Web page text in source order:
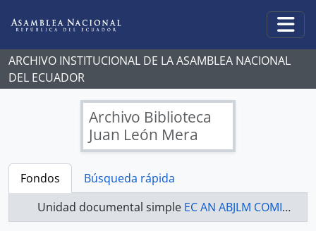
ARCHIVO INSTITUCIONAL DE LA ASAMBLEA NACIONAL
DEL ECUADOR
Archivo Biblioteca
Juan León Mera
Fondos
Búsqueda rápida
Unidad documental simple EC AN ABJLM COMISIONES LEGISLATIVAS 2021-2023 - ACTAS COMISIÓN DEL DERECHO A LA SALUD Y DEPORTE